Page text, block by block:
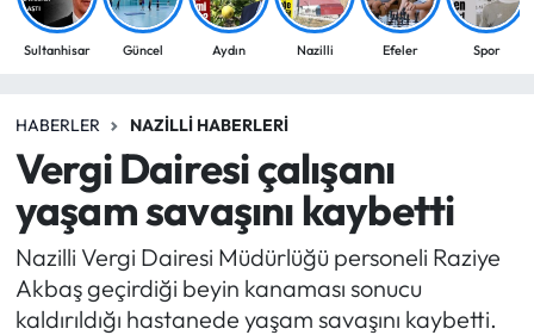
Sultanhisar Güncel Aydın Nazilli Efeler Spor
HABERLER NAZILLI HABERLERI
Vergi Dairesi çalışanı
yaşam savaşını kaybetti
Nazilli Vergi Dairesi Müdürlüğü personeli Raziye
Akbaş geçirdiği beyin kanaması sonucu
kaldırıldığı hastanede yaşam savaşını kaybetti.
ÇEVRE
EĞİTİM
EKONOMİ
GÜNCEL
GÜNDEM
Aydin Namaz Vakitleri
Süper Lig Puan Durumu ve Fikstür
Tüm Manşetler
Son Dakika Haberleri
Haber Arşivi